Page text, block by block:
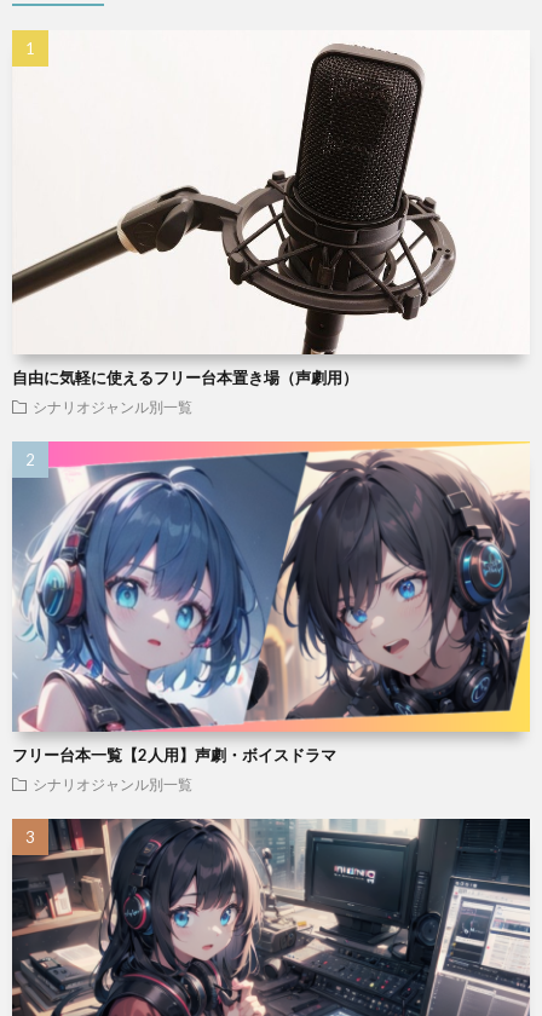
自由に気軽に使えるフリー台本置き場（声劇用）
シナリオジャンル別一覧
フリー台本一覧【2人用】声劇・ボイスドラマ
シナリオジャンル別一覧